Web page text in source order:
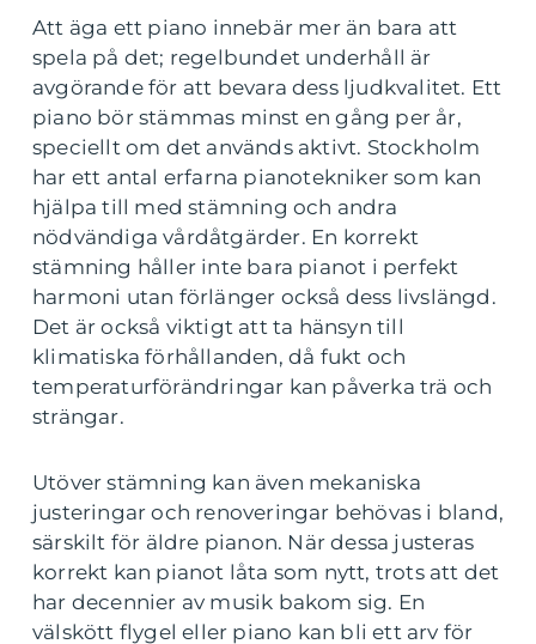
Att äga ett piano innebär mer än bara att
spela på det; regelbundet underhåll är
avgörande för att bevara dess ljudkvalitet. Ett
piano bör stämmas minst en gång per år,
speciellt om det används aktivt. Stockholm
har ett antal erfarna pianotekniker som kan
hjälpa till med stämning och andra
nödvändiga vårdåtgärder. En korrekt
stämning håller inte bara pianot i perfekt
harmoni utan förlänger också dess livslängd.
Det är också viktigt att ta hänsyn till
klimatiska förhållanden, då fukt och
temperaturförändringar kan påverka trä och
strängar.
Utöver stämning kan även mekaniska
justeringar och renoveringar behövas i bland,
särskilt för äldre pianon. När dessa justeras
korrekt kan pianot låta som nytt, trots att det
har decennier av musik bakom sig. En
välskött flygel eller piano kan bli ett arv för